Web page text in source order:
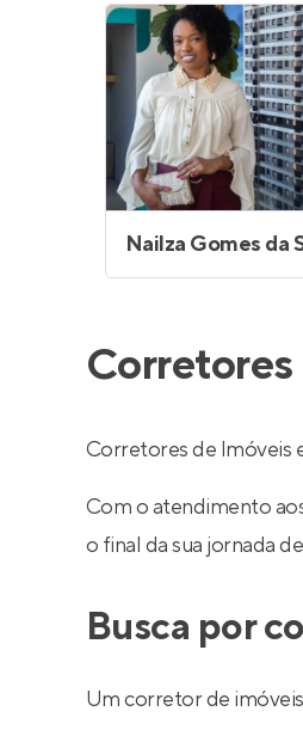
Corretores de Imóveis
Com o atendimento
o final da sua jornada
Busca por
Um corretor de